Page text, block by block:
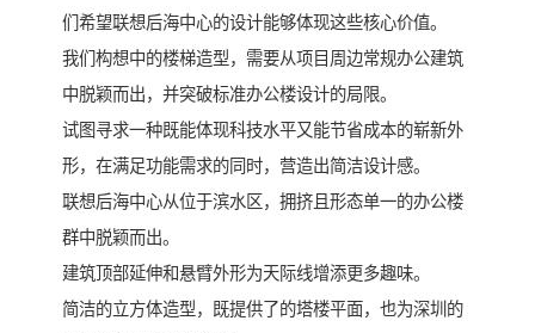
们希望联想后海中心的设计能够体现这些核心价值。
我们构想中的楼梯造型，需要从项目周边常规办公建筑
中脱颖而出，并突破标准办公楼设计的局限。
试图寻求一种既能体现科技水平又能节省成本的崭新外
形，在满足功能需求的同时，营造出简洁设计感。
联想后海中心从位于滨水区，拥挤且形态单一的办公楼
群中脱颖而出。
建筑顶部延伸和悬臂外形为天际线增添更多趣味。
简洁的立方体造型，既提供了的塔楼平面，也为深圳的